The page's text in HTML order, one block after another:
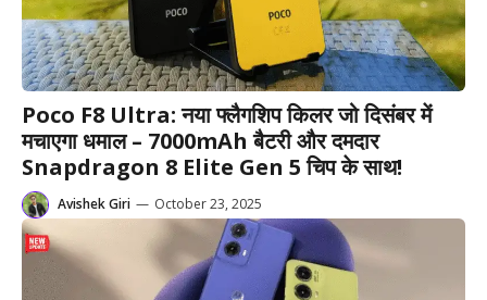
Poco F8 Ultra: नया फ्लैगशिप किलर जो दिसंबर में
मचाएगा धमाल – 7000mAh बैटरी और दमदार
Snapdragon 8 Elite Gen 5 चिप के साथ!
Avishek Giri — October 23, 2025